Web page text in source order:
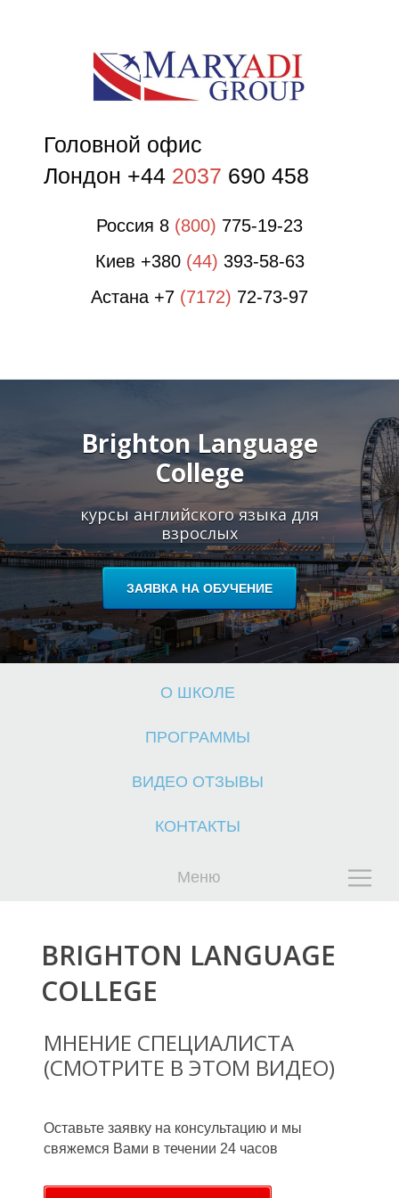
Головной офис
Лондон +44 2037 690 458
Россия 8 (800) 775-19-23
Киев +380 (44) 393-58-63
Астана +7 (7172) 72-73-97
Brighton Language
College
курсы английского языка для
взрослых
ЗАЯВКА НА ОБУЧЕНИЕ
О ШКОЛЕ
ПРОГРАММЫ
ВИДЕО ОТЗЫВЫ
КОНТАКТЫ
Меню
О
Ш
К
BRIGHTON LANGUAGE
СOLLEGE
МНЕНИЕ СПЕЦИАЛИСТА
(СМОТРИТЕ В ЭТОМ ВИДЕО)
Оставьте заявку на консультацию и мы
свяжемся Вами в течении 24 часов
О
Ш
К